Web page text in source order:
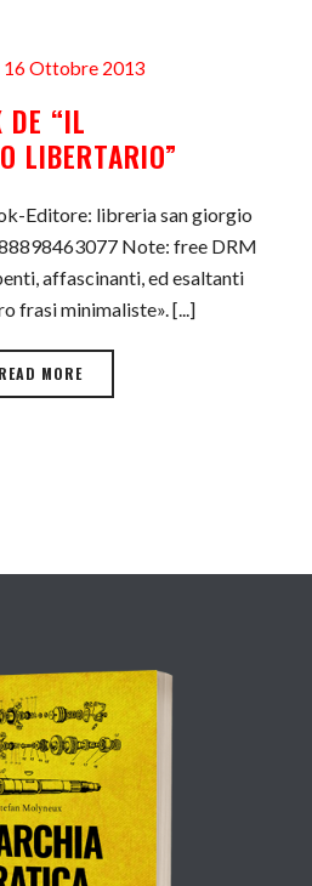
16 Ottobre 2013
DE “IL
LIBERTARIO”
Editore: libreria san giorgio
Note: free DRM
affascinanti, ed esaltanti
frasi minimaliste». [...]
READ MORE